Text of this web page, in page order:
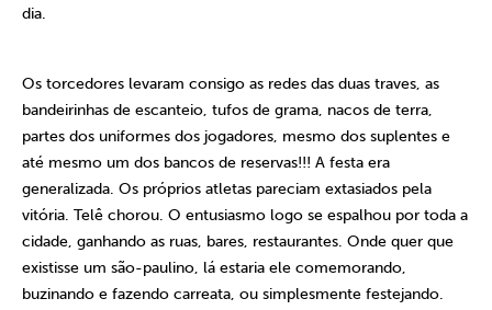
dia.
Os torcedores levaram consigo as redes das duas traves, as
bandeirinhas de escanteio, tufos de grama, nacos de terra,
partes dos uniformes dos jogadores, mesmo dos suplentes e
até mesmo um dos bancos de reservas!!! A festa era
generalizada. Os próprios atletas pareciam extasiados pela
vitória. Telê chorou. O entusiasmo logo se espalhou por toda a
cidade, ganhando as ruas, bares, restaurantes. Onde quer que
existisse um são-paulino, lá estaria ele comemorando,
buzinando e fazendo carreata, ou simplesmente festejando.